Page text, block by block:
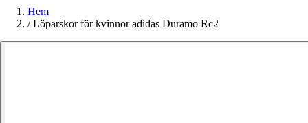
Hem
/ Löparskor för kvinnor adidas Duramo Rc2